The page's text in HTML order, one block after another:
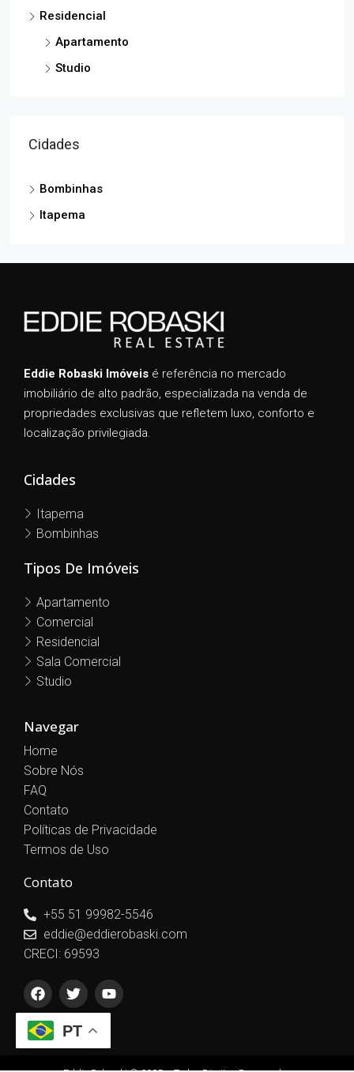
Residencial
Apartamento
Studio
Cidades
Bombinhas
Itapema
Eddie Robaski Imóveis é referência no mercado
imobiliário de alto padrão, especializada na venda de
propriedades exclusivas que refletem luxo, conforto e
localização privilegiada.
Cidades
Itapema
Bombinhas
Tipos De Imóveis
Apartamento
Comercial
Residencial
Sala Comercial
Studio
Navegar
Home
Sobre Nós
FAQ
Contato
Políticas de Privacidade
Termos de Uso
Contato
+55 51 99982-5546
eddie@eddierobaski.com
CRECI: 69593
PT